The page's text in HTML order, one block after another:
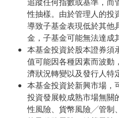
性抽樣。由於管理人的投
導致子基金表現低於其他
金，子基金可能無法達成
本基金投資於股本證券須
值可能因各種因素而波動
濟狀況轉變以及發行人特
本基金投資於新興市場，
投資發展較成熟市場無關
性風險、貨幣風險╱管制